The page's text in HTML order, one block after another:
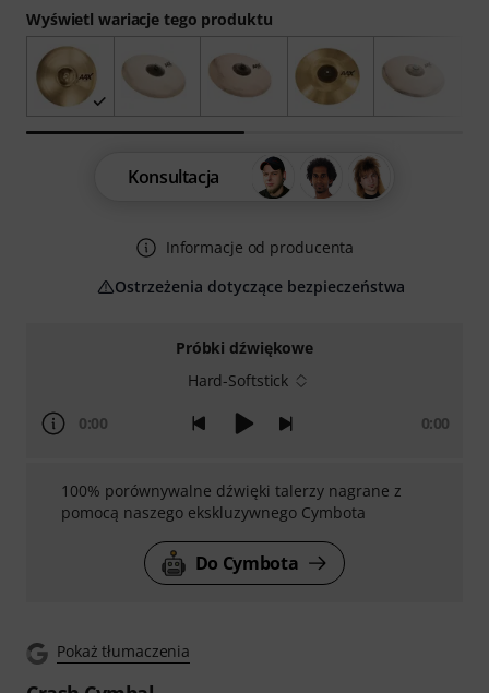
Próbki dźwiękowe
Hard-Softstick
0:00 0:00
100% porównywalne dźwięki talerzy nagrane z
pomocą naszego ekskluzywnego Cymbota
Do Cymbota
Pokaż tłumaczenia
Wyświetl wariacje tego produktu
Konsultacja
Informacje od producenta
Ostrzeżenia dotyczące bezpieczeństwa